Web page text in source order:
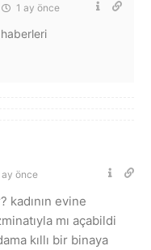
1 ay önce
ay önce
kadının evine
mı açabildi
kıllı bir binaya